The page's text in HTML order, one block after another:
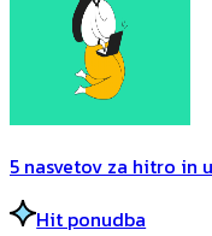
5 nasvetov za hitro in
Hit ponudba